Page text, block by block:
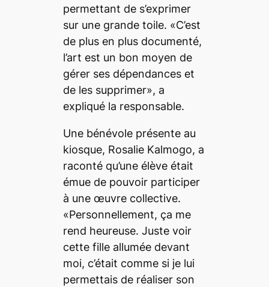
permettant de s’exprimer
sur une grande toile. «C’est
de plus en plus documenté,
l’art est un bon moyen de
gérer ses dépendances et
de les supprimer», a
expliqué la responsable.
Une bénévole présente au
kiosque, Rosalie Kalmogo, a
raconté qu’une élève était
émue de pouvoir participer
à une œuvre collective.
«Personnellement, ça me
rend heureuse. Juste voir
cette fille allumée devant
moi, c’était comme si je lui
permettais de réaliser son